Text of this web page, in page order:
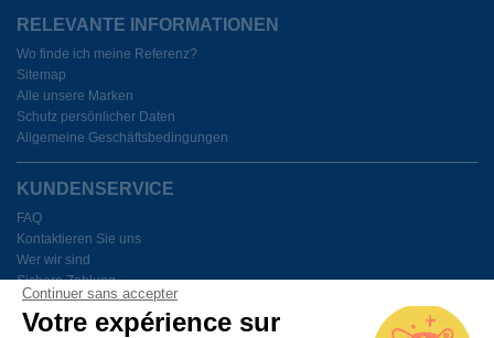
Continuer sans accepter
Votre expérience sur
RELEVANTE INFORMATIONEN
Wo finde ich meine Referenz?
Sitemap
Alle unsere Marken
Schutz persönlicher Daten
Allgemeine Geschäftsbedingungen
KUNDENSERVICE
FAQ
Kontaktieren Sie uns
Wer wir sind
Sichere Zahlung
Meine Cookies verwalten